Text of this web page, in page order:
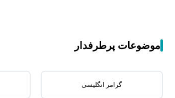
موضوعات پرطرفدار
گرامر انگلیسی